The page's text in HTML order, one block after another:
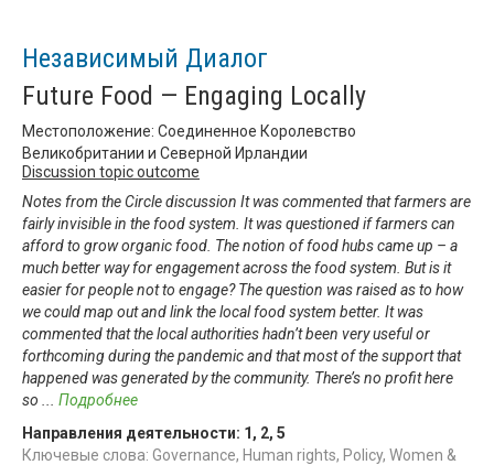
Независимый Диалог
Future Food — Engaging Locally
Местоположение: Соединенное Королевство
Великобритании и Северной Ирландии
Discussion topic outcome
Notes from the Circle discussion It was commented that farmers are
fairly invisible in the food system. It was questioned if farmers can
afford to grow organic food. The notion of food hubs came up – a
much better way for engagement across the food system. But is it
easier for people not to engage? The question was raised as to how
we could map out and link the local food system better. It was
commented that the local authorities hadn’t been very useful or
forthcoming during the pandemic and that most of the support that
happened was generated by the community. There’s no profit here
so
Подробнее
Направления деятельности: 1 , 2, 5
Ключевые слова: Governance, Human rights, Policy, Women &